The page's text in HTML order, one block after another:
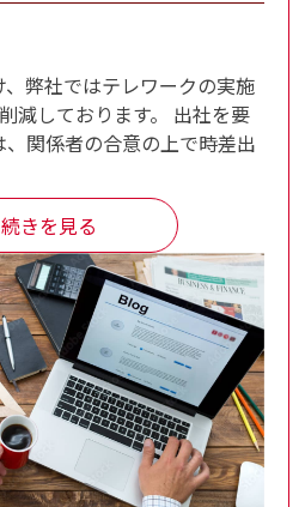
弊社ではテレワークの実施
減しております。 出社を要
関係者の合意の上で時差出
続きを見る